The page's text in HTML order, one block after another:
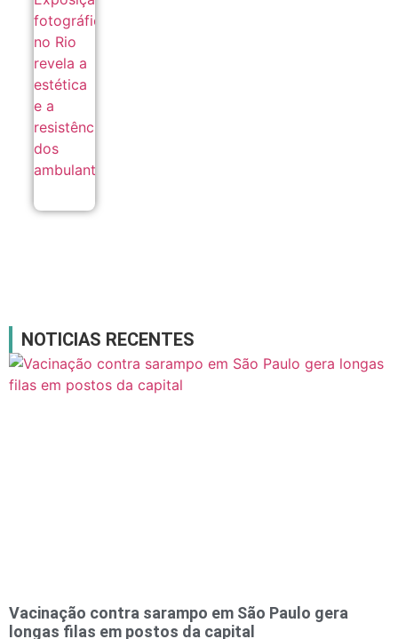
NOTICIAS RECENTES
Vacinação contra sarampo em São Paulo gera
longas filas em postos da capital